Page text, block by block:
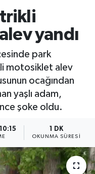
yandı
park
motosiklet alev
ocağından
yaşlı adam,
şoke oldu.
1 DK
OKUNMA SÜRESI
Fikstür